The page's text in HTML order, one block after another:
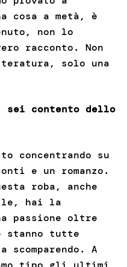
a metà, è
non lo
racconto. Non
solo una
sei contento dello
concentrando su
e un romanzo.
roba, anche
hai la
passione oltre
stanno tutte
scomparendo. A